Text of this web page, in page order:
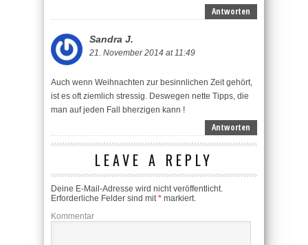
Antworten
Sandra J.
21. November 2014 at 11:49
Auch wenn Weihnachten zur besinnlichen Zeit gehört,
ist es oft ziemlich stressig. Deswegen nette Tipps, die
man auf jeden Fall bherzigen kann !
Antworten
LEAVE A REPLY
Deine E-Mail-Adresse wird nicht veröffentlicht.
Erforderliche Felder sind mit* markiert.
Kommentar